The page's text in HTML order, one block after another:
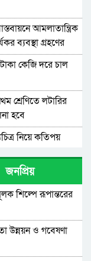
আমলাতান্ত্রিক
ব্যবস্থা গ্রহণের
কেজি দরে চাল
শ্রেণিতে লটারির
হবে
নিয়ে কতিপয়
মন্ত্রণালয়ের বক্তব্য
দেশের যথাযথ
বিশেষ Gen-
জন্য আন্তর্জাতিক
জনপ্রিয়
শিল্পে রূপান্তরের
উন্নয়ন ও গবেষণা